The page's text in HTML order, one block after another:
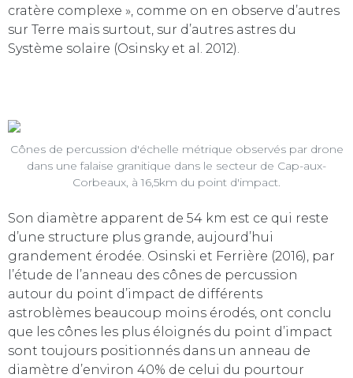
cratère complexe », comme on en observe d’autres
sur Terre mais surtout, sur d’autres astres du
Système solaire (Osinsky et al. 2012).
Cônes de percussion d'échelle métrique observés par drone
dans une falaise granitique dans le secteur de Cap-aux-
Corbeaux, à 16,5km du point d'impact.
Son diamètre apparent de 54 km est ce qui reste
d’une structure plus grande, aujourd’hui
grandement érodée. Osinski et Ferrière (2016), par
l’étude de l’anneau des cônes de percussion
autour du point d’impact de différents
astroblèmes beaucoup moins érodés, ont conclu
que les cônes les plus éloignés du point d’impact
sont toujours positionnés dans un anneau de
diamètre d’environ 40% de celui du pourtour